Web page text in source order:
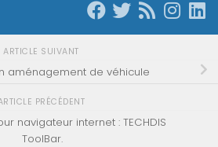
ARTICLE SUIVANT
aménagement de véhicule
PRÉCÉDENT
navigateur internet : TECHDIS
ToolBar.